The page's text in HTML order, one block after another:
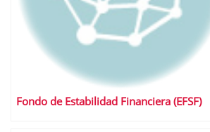
Fondo de Estabilidad Financiera (EFSF)